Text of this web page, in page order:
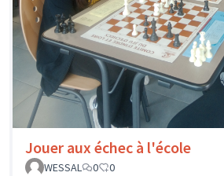
Jouer aux échec à l'école
WESSAL
0 0